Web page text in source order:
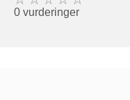
0 vurderinger